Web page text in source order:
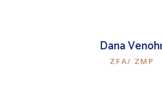
Dana
ZFA/ ZMP